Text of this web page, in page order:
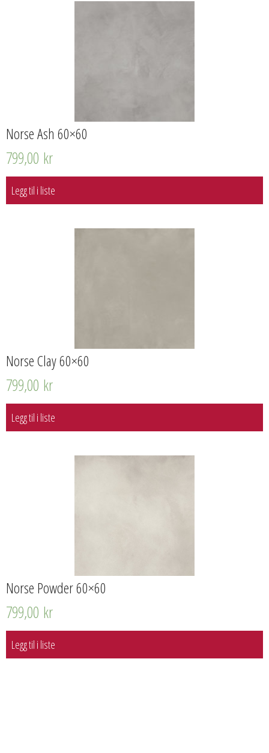
Norse Ash 60×60
799,00 kr
Legg til i liste
Norse Clay 60×60
799,00 kr
Legg til i liste
Norse Powder 60×60
799,00 kr
Legg til i liste